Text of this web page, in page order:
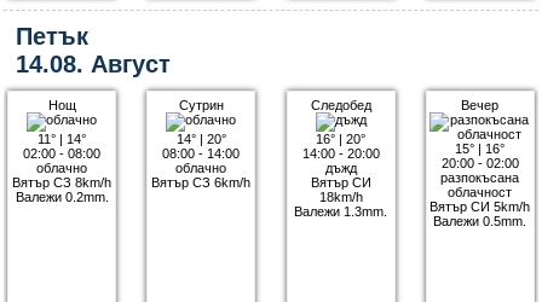
Петък
14.08. Август
Нощ
11° | 14°
02:00 - 08:00
облачно
Вятър СЗ 8km/h
Валежи 0.2mm.
Сутрин
14°| 20°
08:00 - 14:00
облачно
Вятър СЗ 6km/h
Следобед
16° |20°
14:00 - 20:00
дъжд
Вятър СИ
18km/h
Валежи 1.3mm.
Вечер
15° | 16°
20:00 - 02:00
разпокъсана
облачност
Вятър СИ 5km/h
Валежи 0.5mm.